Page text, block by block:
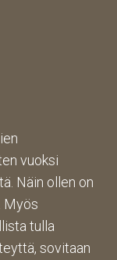
vuoksi
Näin ollen on
Myös
tulla
sovitaan